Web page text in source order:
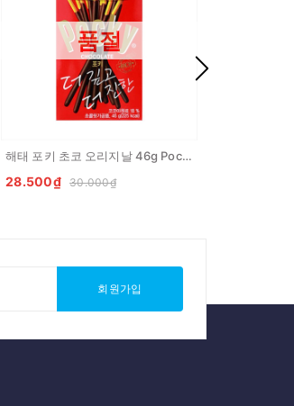
품절
해태 포키 초코 오리지날 46g Pocky vi truyen thong
28.500₫ 30.000₫
회원가입